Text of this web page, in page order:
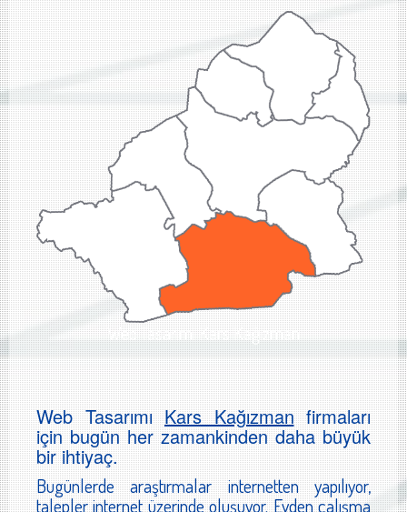
Web Tasarımı Kars Kağızman
Web TasarımıKars Kağızmanfirmaları
için bugün her zamankinden daha büyük
bir ihtiyaç.
Bugünlerde araştırmalar internetten yapılıyor,
talepler internet üzerinde oluşuyor. Evden çalışma